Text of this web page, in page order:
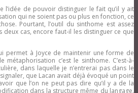
l’idée de pouvoir distinguer le fait qu’il y ait
qui ne soient pas ou plus en fonction, ce
Pourtant, l’outil du sinthome est assez
deux cas, encore faut-il les distinguer ce que
permet à Joyce de maintenir une forme de
métaphorisation c’est le sinthome. C’est-à-
dans laquelle je n’entrerai pas dans le
que Lacan avait déjà évoqué un point
que l’on ne peut pas dire qu’il y a de la
dans la structure même du langage.